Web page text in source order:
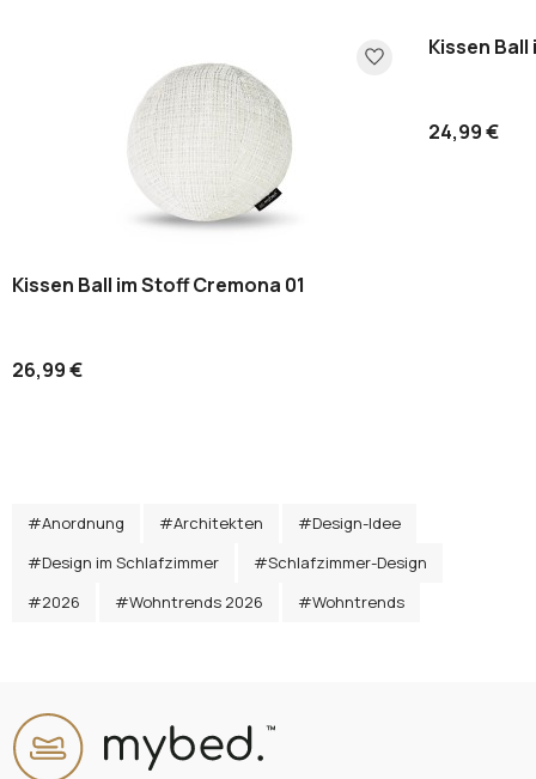
Kissen Ball im Stoff Cremona 01
26,99 €
Kissen Ball
24,99 €
#Anordnung #Architekten
#Design-Idee
#Design im Schlafzimmer
#Schlafzimmer-Design
#2026
#Wohntrends 2026 #Wohntrends